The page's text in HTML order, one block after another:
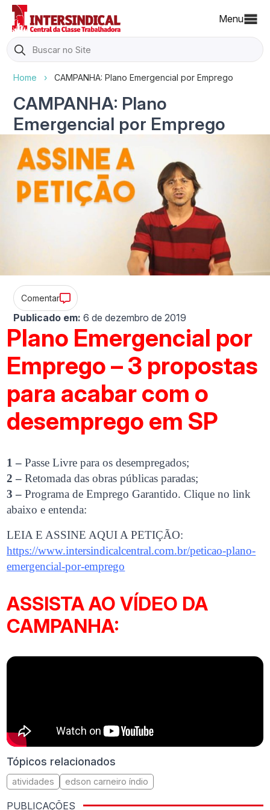
Menu
Search
for:
Home › CAMPANHA: Plano Emergencial por Emprego
CAMPANHA: Plano
Emergencial por Emprego
Comentar
Publicado em: 6 de dezembro de 2019
Plano Emergencial por
Emprego – 3 propostas
para acabar com o
desemprego em SP
1 – Passe Livre para os desempregados;
2 – Retomada das obras públicas paradas;
3 – Programa de Emprego Garantido. Clique no link
abaixo e entenda:
LEIA E ASSINE AQUI A PETIÇÃO:
https://www.intersindicalcentral.com.br/peticao-plano-
emergencial-por-emprego
ASSISTA AO VÍDEO DA
CAMPANHA:
Tópicos relacionados
atividades edson carneiro índio
PUBLICAÇÕES